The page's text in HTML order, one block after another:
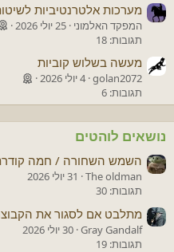
מערכות אלטרנטיביות
המפקד האלמוני 25 יולי 2026
תגובות: 18
מעשה בשלוש קוביות
golan2072 4 יולי 2026
תגובות: 6
נושאים לוהטים
השמש השחורה / חמה קודרת
The oldman
31 יולי 2026
תגובות: 30
מתלבט אם לסגור את
Gray Gandalf 30 יולי 2026
תגובות: 19